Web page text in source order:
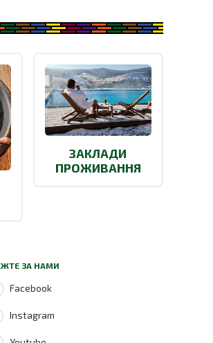
ЗАКЛАДИ
ПРОЖИВАННЯ
ЗА НАМИ
Facebook
Instagram